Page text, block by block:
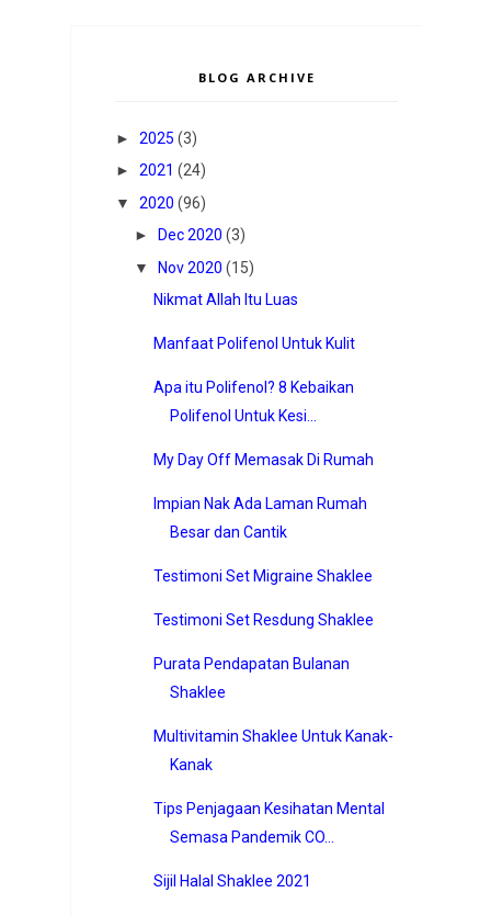
BLOG ARCHIVE
► 2025 (3)
► 2021 (24)
▼
2020 (96)
►
Dec 2020 (3)
▼
Nov 2020 (15)
Nikmat Allah Itu Luas
Manfaat Polifenol Untuk Kulit
Apa itu Polifenol? 8 Kebaikan
Polifenol Untuk Kesi...
My Day Off Memasak Di Rumah
Impian Nak Ada Laman Rumah
Besar dan Cantik
Testimoni Set Migraine Shaklee
Testimoni Set Resdung Shaklee
Purata Pendapatan Bulanan
Shaklee
Multivitamin Shaklee Untuk Kanak-
Kanak
Tips Penjagaan Kesihatan Mental
Semasa Pandemik CO...
Sijil Halal Shaklee 2021